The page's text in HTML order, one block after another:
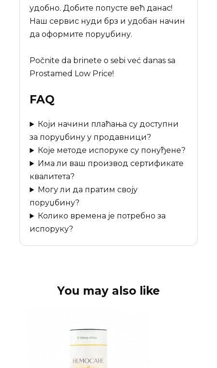
удобно. Добите попусте већ данас!
Наш сервис нуди брз и удобан начин
да оформите поруџбину.
Počnite da brinete o sebi već danas sa
Prostamed Low Price!
FAQ
Који начини плаћања су доступни
за поруџбину у продавници?
Које методе испоруке су понуђене?
Има ли ваш производ сертификате
квалитета?
Могу ли да пратим своју
поруџбину?
Колико времена је потребно за
испоруку?
You may also like